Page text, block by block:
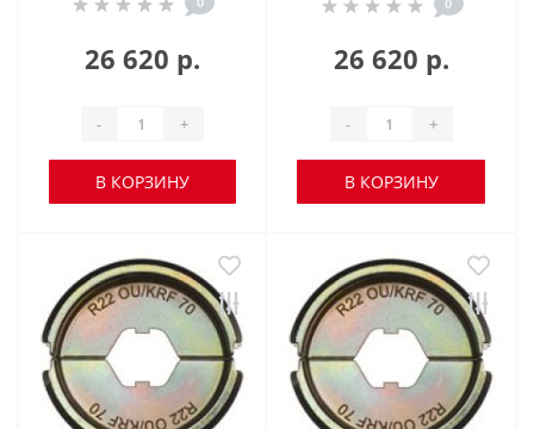
26 620 р.
- +
В КОРЗИНУ
26 620 р.
- +
В КОРЗИНУ